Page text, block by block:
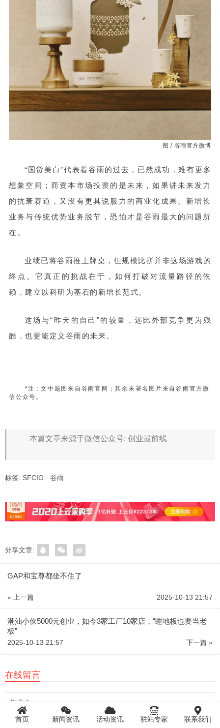
图 / 谷雨官方微博
“国货美白”代表着谷雨的过去，已然成功，难有更多
想象空间；而资本市场投资的是未来，如果讲未来发力
的抗衰赛道，又没有更具说服力的商业化成果。新增长
业务与传统优势业务脱节，恐怕才是谷雨最大的问题所
在。
业绩已将谷雨推上牌桌，但规模比拼并非这场游戏的
终点。它真正的挑战在于，如何打破对流量路径的依
赖，建立以科研为基石的新增长范式。
这场与“昨天的自己”的较量，远比外部竞争更为残
酷，也更能定义谷雨的未来。
*注： 文中题图来自谷雨官网；其余未署名图片来自谷雨官方微
信公众号。
本篇文章来源于微信公众号: 创业最前线
标签: SFCIO · 谷雨
分享文章:
GAP和宝尊都坐不住了
« 上一篇 2025-10-13 21:57
潮汕小伙5000元创业，如今3家工厂10家店，“睡地板也要当老
板”
下一篇 »
2025-10-13 21:57
在线留言
首页 新闻资讯 活动资讯 驻站专家 联系我们